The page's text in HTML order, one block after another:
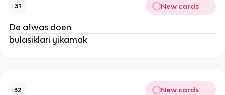
31 New cards
De afwas doen
bulasiklari yikamak
32 New cards